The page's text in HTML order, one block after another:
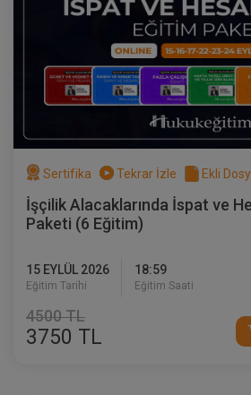
Tüketici Hukuku Enstitüsü
Kongresi - IX. Oturum
360 TL
Sertifika Tekrar İzle Ekli
İşçilik Alacaklarında İspat ve
Paketi (6 Eğitim)
15 EYLÜL 2026
Eğitim Tarihi
18:59
Eğitim Saati
4500 TL
3750 TL